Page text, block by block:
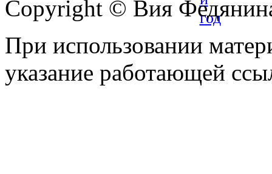
Copyright © Вия
При использовании
указание работающей